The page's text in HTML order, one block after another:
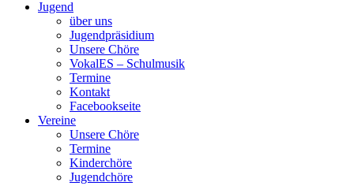
Jugend
über uns
Jugendpräsidium
Unsere Chöre
VokalES – Schulmusik
Termine
Kontakt
Facebookseite
Vereine
Unsere Chöre
Termine
Kinderchöre
Jugendchöre